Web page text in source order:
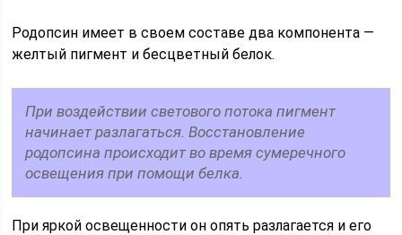
Родопсин имеет в своем составе два компонента —
желтый пигмент и бесцветный белок.
При воздействии светового потока пигмент
начинает разлагаться. Восстановление
родопсина происходит во время сумеречного
освещения при помощи белка.
При яркой освещенности он опять разлагается и его